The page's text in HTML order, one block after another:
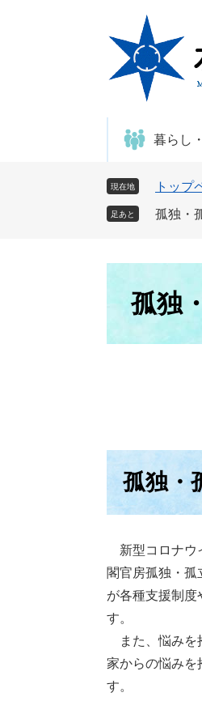
暮らし
現在地 トップ
足あと 孤独・
孤独
孤独・
新型コロナウ
閣官房孤独・
が各種支援制度
す。
また、悩みを
家からの悩みを
す。